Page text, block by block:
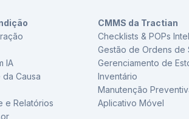
IA
Causa
e Relatórios
CMMS da Tractian
Checklists & POPs
Gestão de Ordens de
Gerenciamento de
Inventário
Manutenção
Aplicativo Móvel